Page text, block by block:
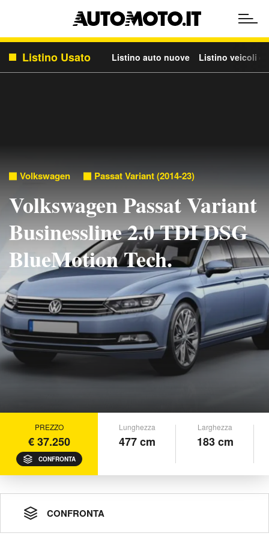
Listino Usato Listino auto nuove Listino veicoli
Volkswagen Passat Variant (2014-23)
Volkswagen Passat Variant
Businessline 2.0 TDI DSG
BlueMotion Tech.
PREZZO
€ 37.250
CONFRONTA
Lunghezza
477 cm
Larghezza
183 cm
CONFRONTA